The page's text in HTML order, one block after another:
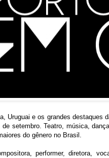
Uruguai e os grandes
setembro. Teatro, música,
do gênero no Brasil.
performer, diretora,